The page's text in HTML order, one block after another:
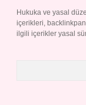
Hukuka ve yasal
içerikleri,
ilgili içerikler yasal